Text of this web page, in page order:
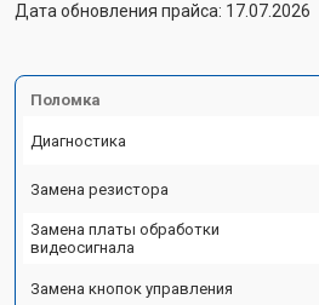
Дата обновления прайса: 17.07.2026
Поломка
Диагностика
Замена резистора
Замена платы обработки
видеосигнала
Замена кнопок управления